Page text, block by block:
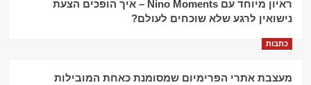
ראיון מיוחד עם Nino Moments – איך הופכים הצעת
נישואין לרגע שלא שוכחים לעולם?
כתבות
מעצבת אתרי הפרימיום שמסומנת כאחת המובילות